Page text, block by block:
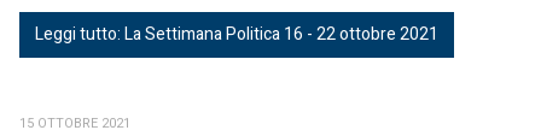
Leggi tutto: La Settimana Politica 16 - 22 ottobre 2021
15 OTTOBRE 2021